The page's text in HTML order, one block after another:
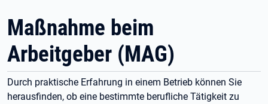
Maßnahme beim
Arbeitgeber (MAG)
Durch praktische Erfahrung in einem Betrieb können Sie
herausfinden, ob eine bestimmte berufliche Tätigkeit zu